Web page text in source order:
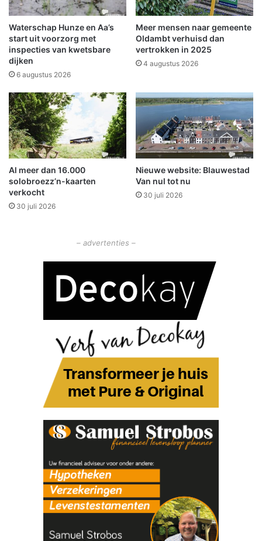
o
f
f
i
e
,
b
e
t
e
r
e
s
c
h
e
i
d
e
n
Waterschap Hunze en Aa’s
start uit voorzorg met
inspecties van kwetsbare
dijken
6 augustus 2026
Meer mensen naar gemeente
Oldambt verhuisd dan
vertrokken in 2025
4 augustus 2026
Al meer dan 16.000
solobroezz’n-kaarten
verkocht
30 juli 2026
Nieuwe website: Blauwestad
Van nul tot nu
30 juli 2026
– advertenties –